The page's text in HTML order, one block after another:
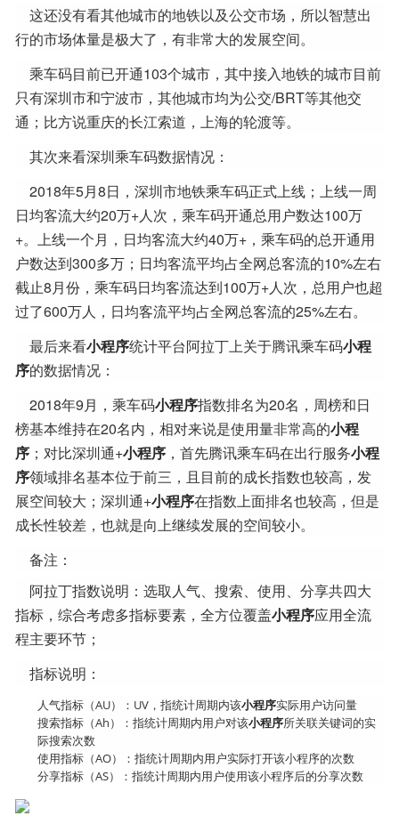
这还没有看其他城市的地铁以及公交市场，所以智慧出
行的市场体量是极大了，有非常大的发展空间。
乘车码目前已开通103个城市，其中接入地铁的城市目前
只有深圳市和宁波市，其他城市均为公交/BRT等其他交
通；比方说重庆的长江索道，上海的轮渡等。
其次来看深圳乘车码数据情况：
2018年5月8日，深圳市地铁乘车码正式上线；上线一周
日均客流大约20万+人次，乘车码开通总用户数达100万
+。上线一个月，日均客流大约40万+，乘车码的总开通用
户数达到300多万；日均客流平均占全网总客流的10%左右
截止8月份，乘车码日均客流达到100万+人次，总用户也超
过了600万人，日均客流平均占全网总客流的25%左右。
最后来看小程序统计平台阿拉丁上关于腾讯乘车码小程
序的数据情况：
2018年9月，乘车码小程序指数排名为20名，周榜和日
榜基本维持在20名内，相对来说是使用量非常高的小程
序 ；对比深圳通+小程序 ，首先腾讯乘车码在出行服务小程
序领域排名基本位于前三，且目前的成长指数也较高，发
展空间较大；深圳通+小程序在指数上面排名也较高，但是
成长性较差，也就是向上继续发展的空间较小。
备注：
阿拉丁指数说明：选取人气、搜索、使用、分享共四大
指标，综合考虑多指标要素，全方位覆盖小程序应用全流
程主要环节；
指标说明：
人气指标（AU）：UV，指统计周期内该小程序实际用户访问量
搜索指标（Ah）：指统计周期内用户对该小程序所关联关键词的实
际搜索次数
使用指标（AO）：指统计周期内用户实际打开该小程序的次数
分享指标（AS）：指统计周期内用户使用该小程序后的分享次数